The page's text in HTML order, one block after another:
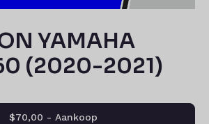
YAMAHA
(2020-2021)
$70,00 - Aankoop